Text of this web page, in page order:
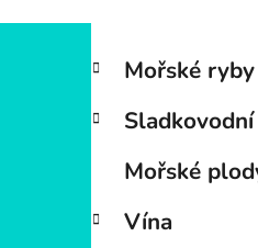
P
s
n
Přeskočit
kategorie
K
a
e
i
Mořské ryby
Mořské
Vína